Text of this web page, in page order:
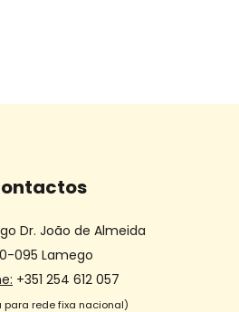
Dr. João de Almeida
095 Lamego
+351 254 612 057
para rede fixa nacional)